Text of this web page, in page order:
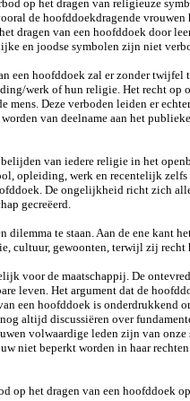
op het dragen van religieuze
de hoofddoekdragende
dragen van een hoofddoek door
en joodse symbolen zijn niet
een hoofddoek zal er zonder
werk of hun religie. Het recht
mens. Deze verboden leiden er
van deelname aan het
van iedere religie in het
opleiding, werk en recentelijk
De ongelijkheid richt zich
gecreëerd.
te staan. Aan de ene kant
cultuur, gewoonten, terwijl zij recht
voor de maatschappij. De
leven. Het argument dat de
een hoofddoek is onderdrukkend
altijd discussiëren over
volwaardige leden zijn van
niet beperkt worden in haar
op het dragen van een hoofddoek